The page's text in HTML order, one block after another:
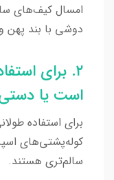
امسال کیف‌های
دوشی با بند پهن
۲. برای
است یا
برای استفاده
کوله‌پشتی‌های
سالم‌تری هستند.